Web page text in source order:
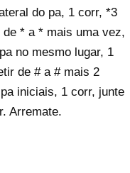
do pa, 1 corr, *3
* a * mais uma vez,
no mesmo lugar, 1
de # a # mais 2
iniciais, 1 corr, junte
Arremate.